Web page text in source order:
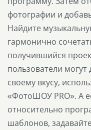
фотографии и
Найдите
гармонично
получившийся
пользователи
своему вкусу,
«ФотоШОУ PRO». А
относительно
шаблонов,